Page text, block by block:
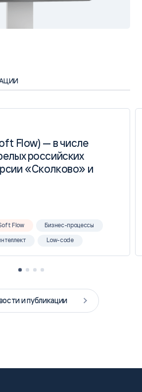
Flow) — в числе
российских
«Сколково» и
Flow) — в числе
российских
«Сколково» и
Flow Бизнес-процессы
Low-code
и публикации